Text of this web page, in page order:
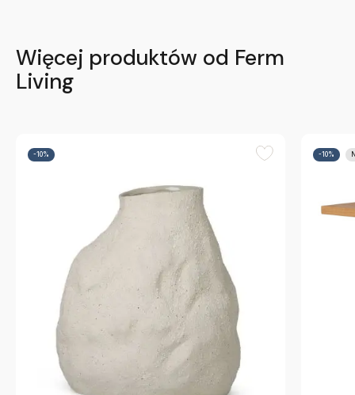
Więcej produktów od Ferm
Living
-10% -10%